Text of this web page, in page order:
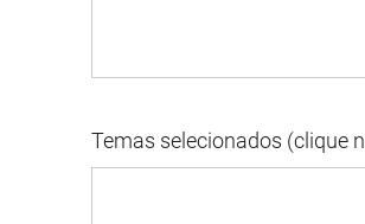
Temas selecionados (clique